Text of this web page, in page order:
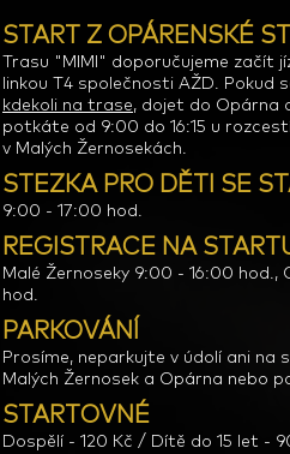
START Z OPÁRENSKÉ
Trasu "MIMI" doporučujeme začít
linkou T4 společnosti AŽD. Pokud
kdekoli na trase, dojet do Opárna
potkáte od 9:00 do 16:15 u
v Malých Žernosekách.
STEZKA PRO DĚTI SE
9:00 - 17:00 hod.
REGISTRACE NA
Malé Žernoseky 9:00 - 16:00
hod.
PARKOVÁNÍ
Prosíme, neparkujte v údolí ani
Malých Žernosek a Opárna nebo
STARTOVNÉ
Dospělí - 120 Kč / Dítě do 15 let -